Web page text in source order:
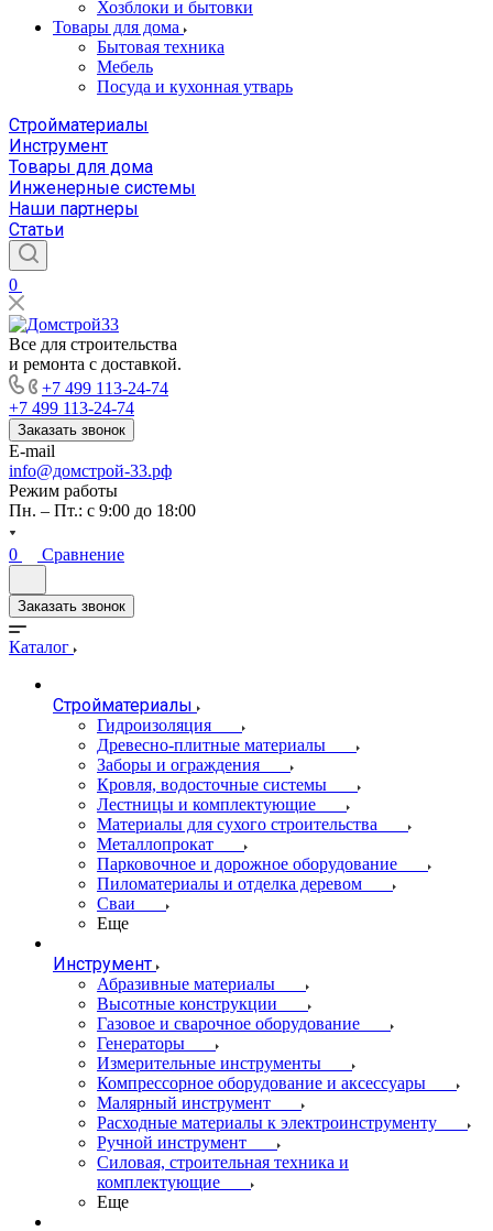
Хозблоки и бытовки
Товары для дома
Бытовая техника
Мебель
Посуда и кухонная утварь
Стройматериалы
Инструмент
Товары для дома
Инженерные системы
Наши партнеры
Статьи
0
Все для строительства
и ремонта с доставкой.
+7 499 113-24-74
+7 499 113-24-74
Заказать звонок
E-mail
info@домстрой-33.рф
Режим работы
Пн. – Пт.: с 9:00 до 18:00
0 Сравнение
Заказать звонок
Каталог
Стройматериалы
Гидроизоляция
Древесно-плитные материалы
Заборы и ограждения
Кровля, водосточные системы
Лестницы и комплектующие
Материалы для сухого строительства
Металлопрокат
Парковочное и дорожное оборудование
Пиломатериалы и отделка деревом
Сваи
Еще
Инструмент
Абразивные материалы
Высотные конструкции
Газовое и сварочное оборудование
Генераторы
Измерительные инструменты
Компрессорное оборудование и аксессуары
Малярный инструмент
Расходные материалы к электроинструменту
Ручной инструмент
Силовая, строительная техника и
комплектующие
Еще